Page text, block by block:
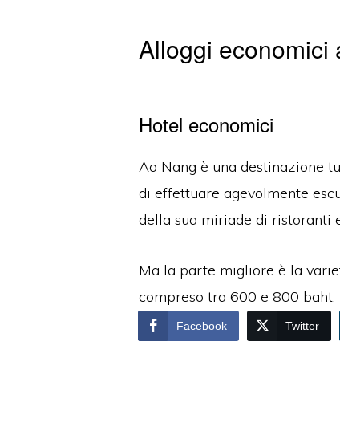
Alloggi economici
Hotel economici
Ao Nang è una destinazione
di effettuare agevolmente
della sua miriade di ristoranti
Ma la parte migliore è la
compreso tra 600 e 800 baht,
Facebook Twitter